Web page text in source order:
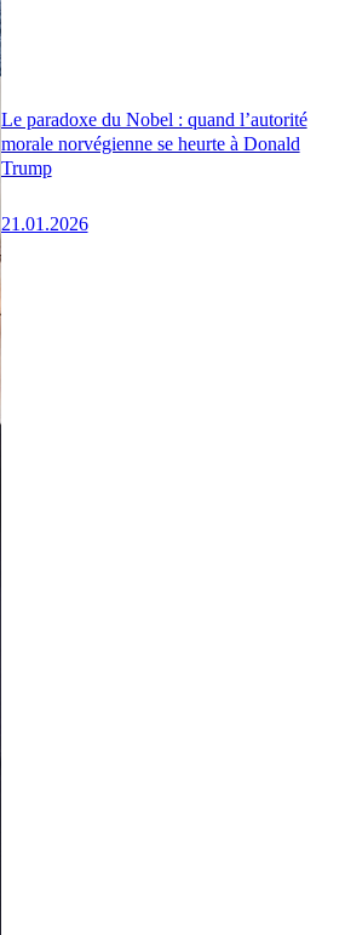
Le paradoxe du Nobel : quand l’autorité
morale norvégienne se heurte à Donald
Trump
21.01.2026